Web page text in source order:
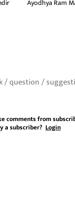
Ayodhya Ram
comments from
a subscriber? Login